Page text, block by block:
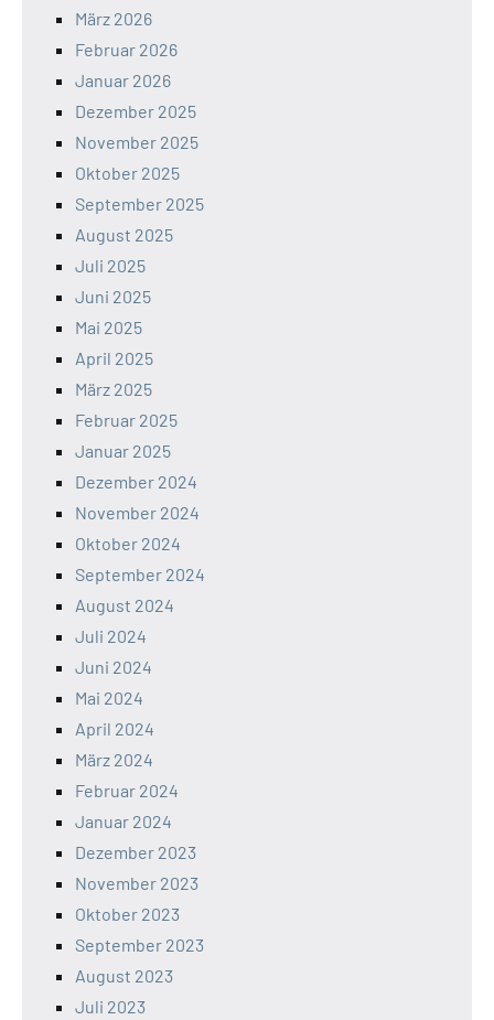
März 2026
Februar 2026
Januar 2026
Dezember 2025
November 2025
Oktober 2025
September 2025
August 2025
Juli 2025
Juni 2025
Mai 2025
April 2025
März 2025
Februar 2025
Januar 2025
Dezember 2024
November 2024
Oktober 2024
September 2024
August 2024
Juli 2024
Juni 2024
Mai 2024
April 2024
März 2024
Februar 2024
Januar 2024
Dezember 2023
November 2023
Oktober 2023
September 2023
August 2023
Juli 2023